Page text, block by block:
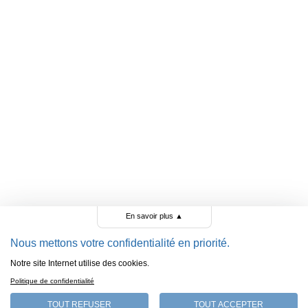
En savoir plus ▲
Nous mettons votre confidentialité en priorité.
Notre site Internet utilise des cookies.
Politique de confidentialité
TOUT REFUSER TOUT ACCEPTER